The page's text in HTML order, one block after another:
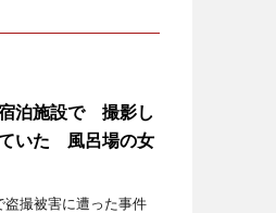
泊施設で 撮影し
いた 風呂場の女
撮被害に遭った事件